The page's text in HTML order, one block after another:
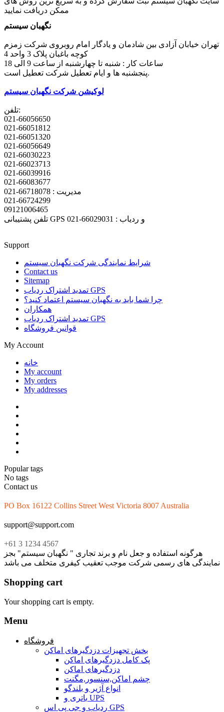
ممکن دریافت نمایید
نگهبان سیستم
تهران خیابان آزادی بین شادمان و یادگار امام روبروی شرکت زمزم
کوچه باغبان پلاک 3 واحد 4
پنجشنبه ها و ایام تعطیل شرکت تعطیل است.
لوکیشن شرکت نگهبان سیستم
تلفن:
021-66056650
021-66051812
021-66051320
021-66056649
021-66030223
021-66023713
021-66039916
021-66083677
مدیریت : 66718078-021
021-66724299
09121006465
تلفن پشتیبانی GPS و ردیاب : 66029031-021
Support
شرایط نمایندگی شرکت نگهبان سیستم
Contact us
Sitemap
تمدید اشتراک ردیاب GPS
چرا شما باید به نگهبان سیستم اعتماد کنید؟
همکاران
تمدید اشتراک ردیاب GPS
قوانین فروشگاه
My Account
خانه
My account
My orders
My addresses
Popular tags
No tags
Contact us
PO Box 16122 Collins Street West Victoria 8007 Australia
support@support.com
+61 3 1234 4567
هرگونه استفاده و جعل نام و برند تجاری " نگهبان سیستم" بجز
نمایندگی های رسمی شرکت موجب تعقیب کیفری متخلف می باشد
Shopping cart
Your shopping cart is empty.
Menu
فروشگاه
بخش تجهیزات دزدگیرهای اماکن
پک کامل دزدگیرهای اماکن
دزدگیرهای اماکن
چشم اماکن,سنسور,مگنت
انواع آژیر و بلندگو
باتری و UPS
ردیاب و جی پی اس GPS